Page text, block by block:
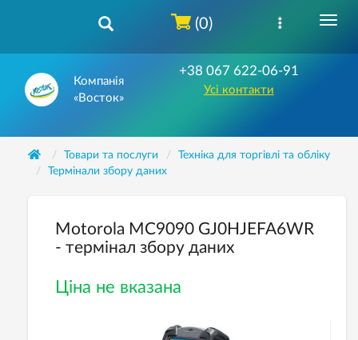
Компанія
«Восток»
+38 067 622-06-91
Усі контакти
(0)
Товари та послуги
Техніка для торгівлі та обліку
Термінали збору даних
Motorola MC9090 GJ0HJEFA6WR
- термінал збору даних
Ціна не вказана